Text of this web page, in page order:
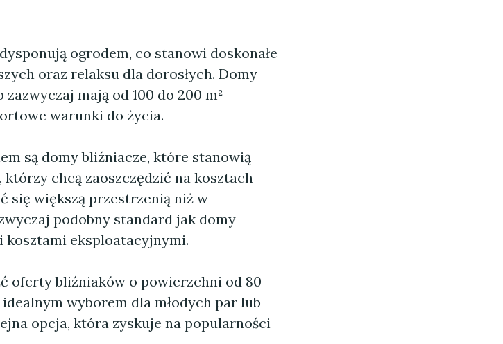
ogrodem, co stanowi doskonałe
oraz relaksu dla dorosłych. Domy
mają od 100 do 200 m²
warunki do życia.
są domy bliźniacze, które stanowią
chcą zaoszczędzić na kosztach
się większą przestrzenią niż w
podobny standard jak domy
kosztami eksploatacyjnymi.
oferty bliźniaków o powierzchni od 80
idealnym wyborem dla młodych par lub
opcja, która zyskuje na popularności